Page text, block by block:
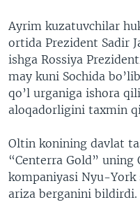
Ayrim kuzatuvchilar
ortida Prezident Sadir
ishga Rossiya
may kuni Sochida
qo’l urganiga ishora
aloqadorligini taxmin
Oltin konining davlat
“Centerra Gold”
kompaniyasi Nyu-
ariza berganini bildirdi.